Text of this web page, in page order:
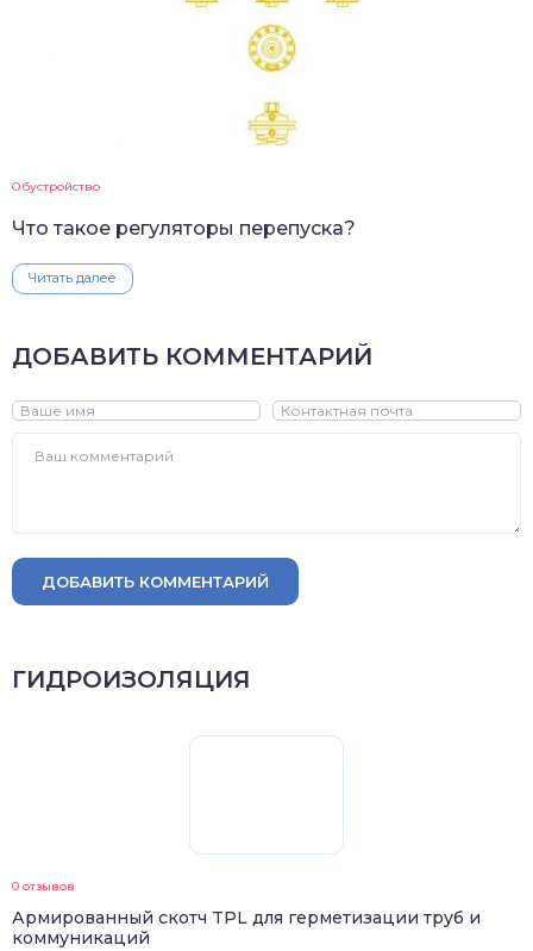
Обустройство
Что такое регуляторы перепуска?
Читать далее
ДОБАВИТЬ КОММЕНТАРИЙ
ДОБАВИТЬ КОММЕНТАРИЙ
ГИДРОИЗОЛЯЦИЯ
0 отзывов
Армированный скотч TPL для герметизации труб и
коммуникаций